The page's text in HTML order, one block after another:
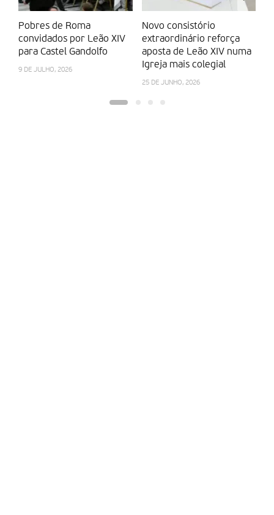
Pobres de Roma
convidados por Leão XIV
para Castel Gandolfo
9 DE JULHO, 2026
Novo consistório
extraordinário reforça
aposta de Leão XIV numa
Igreja mais colegial
25 DE JUNHO, 2026